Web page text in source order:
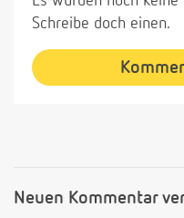
Schreibe doch einen.
Neuen Kommentar